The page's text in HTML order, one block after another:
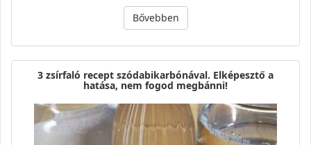
Bővebben
3 zsírfaló recept szódabikarbónával. Elképesztő a
hatása, nem fogod megbánni!